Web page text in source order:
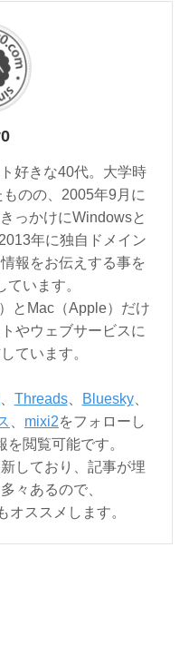
好きな40代。大学時
のの、2005年9月に
っかけにWindowsと
年に独自ドメイン
報をお伝えする事を
います。
とMac（Apple）だけ
やウェブサービスに
ています。
、 Threads、 Bluesky、
mixi2をフォローし
閲覧可能です。
しており、記事が埋
々あるので、
ススメします。